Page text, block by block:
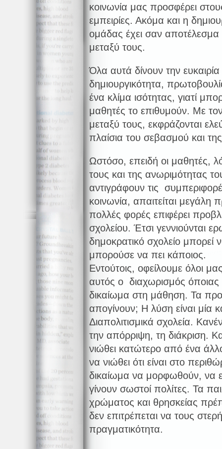
κοινωνία μας προσφέρει
εμπειρίες. Ακόμα και η
ομάδας έχει σαν
μεταξύ τους.
Όλα αυτά δίνουν την
δημιουργικότητα,
ένα κλίμα ισότητας, γιατί
μαθητές το επιθυμούν. Με
μεταξύ τους, εκφράζονται
πλαίσια του σεβασμού και
Ωστόσο, επειδή οι μαθητές,
τους και της ανωριμότητας
αντιγράφουν τις
κοινωνία, απαιτείται
πολλές φορές επιφέρει
σχολείου. Έτσι γεννιούνται
δημοκρατικό σχολείο μπορεί
μπορούσε να πει κάποιος.
Εντούτοις, οφείλουμε όλοι
αυτός ο διαχωρισμός
δικαίωμα στη μάθηση. Τα
απογίνουν; Η λύση είναι μία
Διαπολιτισμικά σχολεία.
την απόρριψη, τη διάκριση.
νιώθει κατώτερο από ένα
να νιώθει ότι είναι στο
δικαίωμα να μορφωθούν, να
γίνουν σωστοί πολίτες. Τα
χρώματος και θρησκείας
δεν επιτρέπεται να τους
πραγματικότητα.